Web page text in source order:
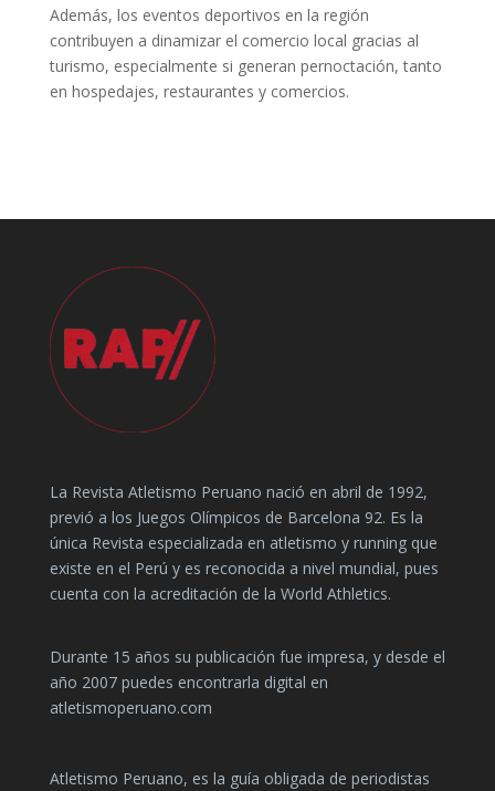
Además, los eventos deportivos en la región
contribuyen a dinamizar el comercio local gracias al
turismo, especialmente si generan pernoctación, tanto
en hospedajes, restaurantes y comercios.
La Revista Atletismo Peruano nació en abril de 1992,
previó a los Juegos Olímpicos de Barcelona 92. Es la
única Revista especializada en atletismo y running que
existe en el Perú y es reconocida a nivel mundial, pues
cuenta con la acreditación de la World Athletics.
Durante 15 años su publicación fue impresa, y desde el
año 2007 puedes encontrarla digital en
atletismoperuano.com
Atletismo Peruano, es la guía obligada de periodistas